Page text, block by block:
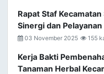
Rapat Staf
Sinergi dan
03 November 2025 155
Kerja Bakti
Tanaman Herbal